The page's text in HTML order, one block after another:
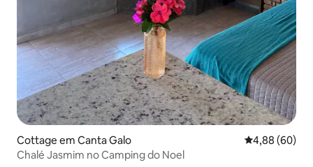
Cottage em Canta Galo Classificação
4,88 (60)
Chalé Jasmim no Camping do Noel